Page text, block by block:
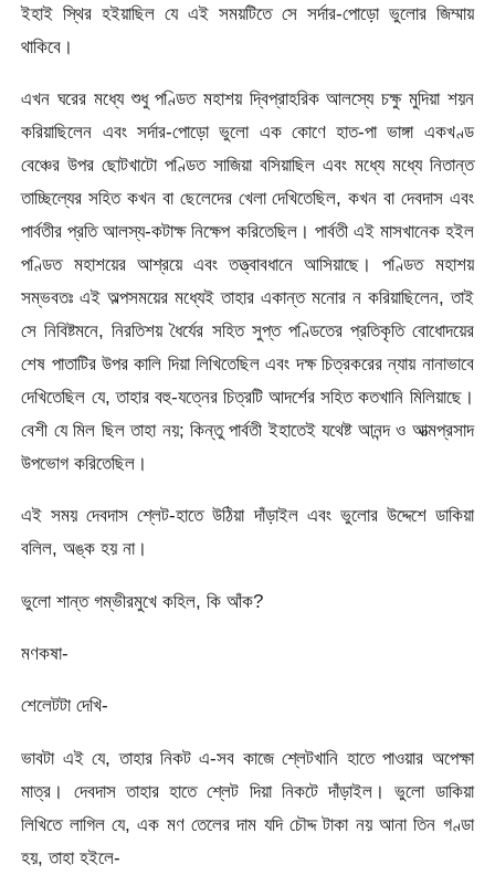
ইহাই স্থির হইয়াছিল যে এই সময়টিতে সে সর্দার-পোড়ো ভুলোর জিম্মায়
থাকিবে।
এখন ঘরের মধ্যে শুধু পণ্ডিত মহাশয় দ্বিপ্রাহরিক আলস্যে চক্ষু মুদিয়া শয়ন
করিয়াছিলেন এবং সর্দার-পোড়ো ভুলো এক কোণে হাত-পা ভাঙ্গা একখণ্ড
বেঞ্চের উপর ছোটখাটো পণ্ডিত সাজিয়া বসিয়াছিল এবং মধ্যে মধ্যে নিতান্ত
তাচ্ছিল্যের সহিত কখন বা ছেলেদের খেলা দেখিতেছিল, কখন বা দেবদাস এবং
পার্বতীর প্রতি আলস্য-কটাক্ষ নিক্ষেপ করিতেছিল। পার্বতী এই মাসখানেক হইল
পণ্ডিত মহাশয়ের আশ্রয়ে এবং তত্ত্বাবধানে আসিয়াছে। পণ্ডিত মহাশয়
সম্ভবতঃ এই অল্পসময়ের মধ্যেই তাহার একান্ত মনোর ন করিয়াছিলেন, তাই
সে নিবিষ্টমনে, নিরতিশয় ধৈর্যের সহিত সুপ্ত পণ্ডিতের প্রতিকৃতি বোধোদয়ের
শেষ পাতাটির উপর কালি দিয়া লিখিতেছিল এবং দক্ষ চিত্রকরের ন্যায় নানাভাবে
দেখিতেছিল যে, তাহার বহু-যত্নের চিত্রটি আদর্শের সহিত কতখানি মিলিয়াছে।
বেশী যে মিল ছিল তাহা নয়; কিন্তু পার্বতী ইহাতেই যথেষ্ট আনন্দ ও আত্মপ্রসাদ
উপভোগ করিতেছিল।
এই সময় দেবদাস শ্লেট-হাতে উঠিয়া দাঁড়াইল এবং ভুলোর উদ্দেশে ডাকিয়া
বলিল, অঙ্ক হয় না।
ভুলো শান্ত গম্ভীরমুখে কহিল, কি আঁক?
মণকষা-
শেলেটটা দেখি-
ভাবটা এই যে, তাহার নিকট এ-সব কাজে শ্লেটখানি হাতে পাওয়ার অপেক্ষা
মাত্র। দেবদাস তাহার হাতে শ্লেট দিয়া নিকটে দাঁড়াইল। ভুলো ডাকিয়া
লিখিতে লাগিল যে, এক মণ তেলের দাম যদি চৌদ্দ টাকা নয় আনা তিন গণ্ডা
হয়, তাহা হইলে-